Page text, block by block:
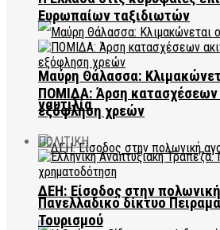
Μαύρη Θάλασσα:
ναυτιλία
ΔΕΗ: Είσοδος στην
Ευρωπαίων ταξιδιωτών
ΠΟΜΙΔΑ: Άρση κατασχέσεων
εξόφληση χρεών
ΠΟΛΙΤΙΚΗ
Πανελλαδικό δίκτυο
Τουρισμού